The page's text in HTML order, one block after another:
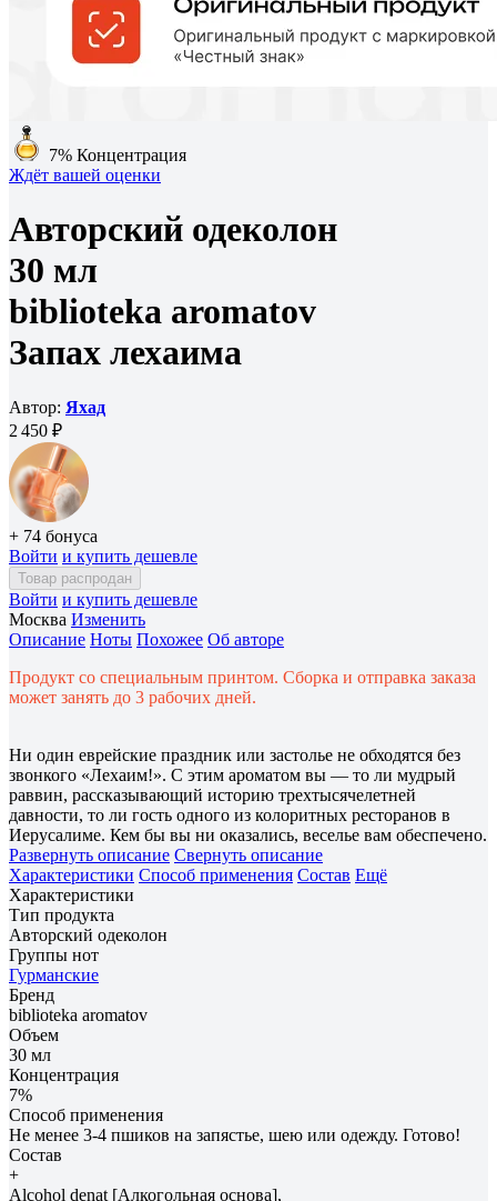
7% Концентрация
Ждёт вашей оценки
Авторский одеколон
30 мл
biblioteka aromatov
Запах лехаима
Автор: Яхад
2 450 ₽
+ 74 бонуса
Войти и купить дешевле
Товар распродан
Войти и купить дешевле
Москва Изменить
Описание Ноты Похожее Об авторе
Продукт со специальным принтом. Сборка и отправка заказа
может занять до 3 рабочих дней.
Ни один еврейские праздник или застолье не обходятся без
звонкого «Лехаим!». C этим ароматом вы — то ли мудрый
раввин, рассказывающий историю трехтысячелетней
давности, то ли гость одного из колоритных ресторанов в
Иерусалиме. Кем бы вы ни оказались, веселье вам обеспечено.
Развернуть описание Свернуть описание
Характеристики Способ применения Состав Ещё
Характеристики
Тип продукта
Авторский одеколон
Группы нот
Гурманские
Бренд
biblioteka aromatov
Объем
30 мл
Концентрация
7%
Способ применения
Не менее 3-4 пшиков на запястье, шею или одежду. Готово!
Состав
+
Alcohol denat [Алкогольная основа],